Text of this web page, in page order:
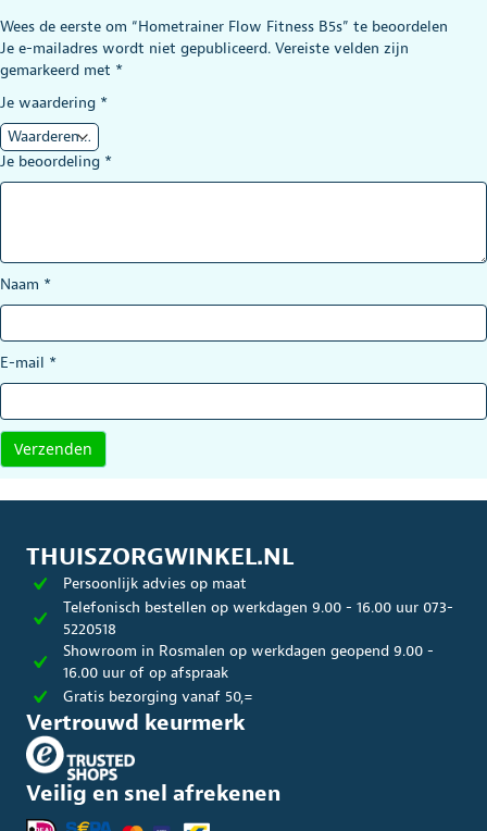
Wees de eerste om “Hometrainer Flow Fitness B5s” te beoordelen
Je e-mailadres wordt niet gepubliceerd. Vereiste velden zijn
gemarkeerd met *
Je waardering *
Je beoordeling *
Naam *
E-mail *
THUISZORGWINKEL.NL
Persoonlijk advies op maat
Telefonisch bestellen op werkdagen 9.00 - 16.00 uur 073-
5220518
Showroom in Rosmalen op werkdagen geopend 9.00 -
16.00 uur of op afspraak
Gratis bezorging vanaf 50,=
Vertrouwd keurmerk
Veilig en snel afrekenen